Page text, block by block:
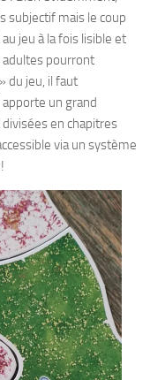
subjectif mais le coup
jeu à la fois lisible et
adultes pourront
du jeu, il faut
un grand
en chapitres
via un système